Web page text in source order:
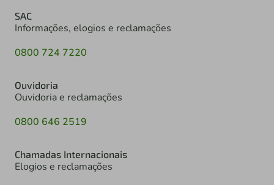
SAC
Informações, elogios e reclamações
0800 724 7220
Ouvidoria
Ouvidoria e reclamações
0800 646 2519
Chamadas Internacionais
Elogios e reclamações